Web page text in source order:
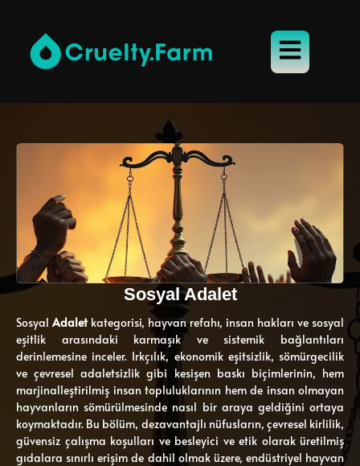
Sosyal Adalet
SosyalAdaletkategorisi, hayvan refahı, insan hakları ve sosyal
eşitlik arasındaki karmaşık ve sistemik bağlantıları
derinlemesine inceler. Irkçılık, ekonomik eşitsizlik, sömürgecilik
ve çevresel adaletsizlik gibi kesişen baskı biçimlerinin, hem
marjinalleştirilmiş insan topluluklarının hem de insan olmayan
hayvanların sömürülmesinde nasıl bir araya geldiğini ortaya
koymaktadır. Bu bölüm, dezavantajlı nüfusların, çevresel kirlilik,
güvensiz çalışma koşulları ve besleyici ve etik olarak üretilmiş
gıdalara sınırlı erişim de dahil olmak üzere, endüstriyel hayvan